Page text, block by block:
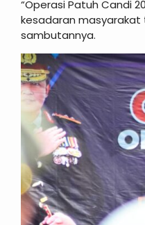
“Operasi Patuh Candi
kesadaran masyarakat
sambutannya.